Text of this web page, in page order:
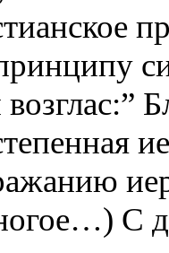
С